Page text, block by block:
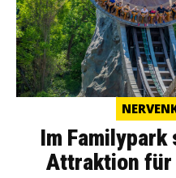
Im
Attraktion für